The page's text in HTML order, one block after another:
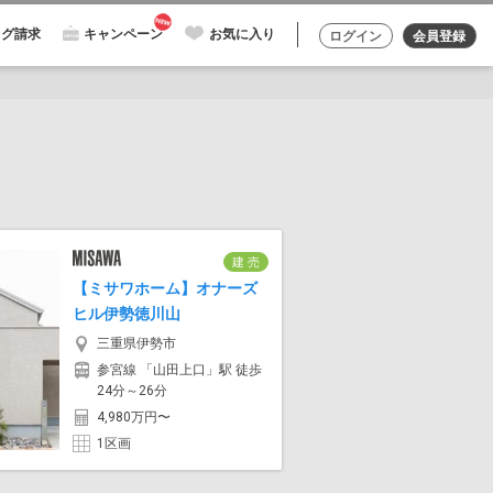
請求 キャンペーン お気に入り ログイン 会員登録
建 売
【ミサワホーム】オナーズ
ヒル伊勢徳川山
三重県伊勢市
参宮線 「山田上口」駅 徒歩
24分～26分
4,980万円〜
1区画